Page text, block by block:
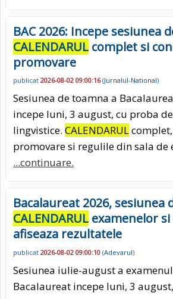
BAC 2026: Incepe sesiunea
CALENDARUL complet si
promovare
publicat 2026-08-02 09:00:16(Jurnalul-National)
Sesiunea de toamna a
incepe luni, 3 august, cu proba
lingvistice. CALENDARUL
promovare si regulile din sala de
...continuare.
Bacalaureat 2026, sesiunea
CALENDARUL examenelor si
afiseaza rezultatele
publicat 2026-08-02 09:00:10 (Adevarul)
Sesiunea iulie-august a
Bacalaureat incepe luni, 3